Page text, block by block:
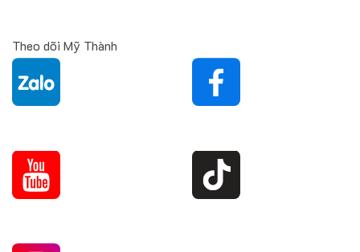
Theo dõi Mỹ Thành